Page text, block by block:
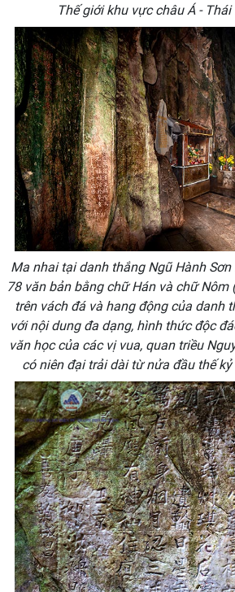
Thế giới khu vực châu Á - Thái
Ma nhai tại danh thắng Ngũ Hành
78 văn bản bằng chữ Hán và chữ Nôm
trên vách đá và hang động của danh
với nội dung đa dạng, hình thức độc
văn học của các vị vua, quan triều
có niên đại trải dài từ nửa đầu thế kỷ